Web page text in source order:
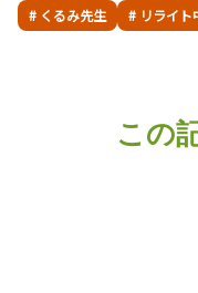
# くるみ先生 # リライト
この